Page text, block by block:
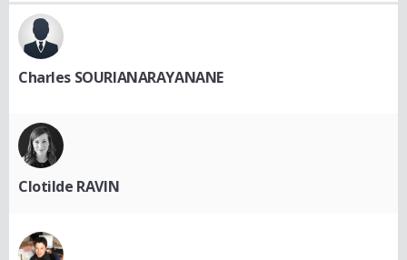
Charles SOURIANARAYANANE
Clotilde RAVIN